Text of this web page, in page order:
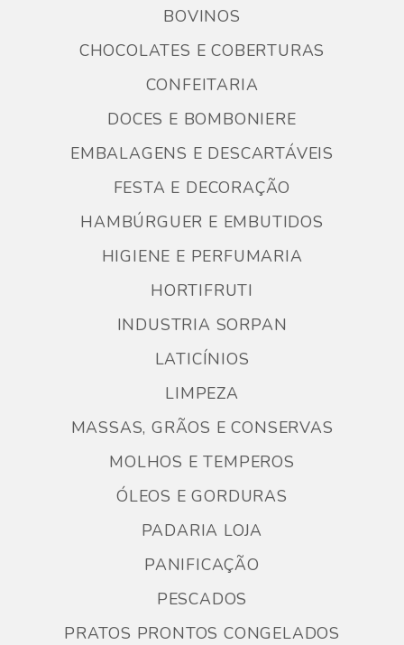
BOVINOS
CHOCOLATES E COBERTURAS
CONFEITARIA
DOCES E BOMBONIERE
EMBALAGENS E DESCARTÁVEIS
FESTA E DECORAÇÃO
HAMBÚRGUER E EMBUTIDOS
HIGIENE E PERFUMARIA
HORTIFRUTI
INDUSTRIA SORPAN
LATICÍNIOS
LIMPEZA
MASSAS, GRÃOS E CONSERVAS
MOLHOS E TEMPEROS
ÓLEOS E GORDURAS
PADARIA LOJA
PANIFICAÇÃO
PESCADOS
PRATOS PRONTOS CONGELADOS